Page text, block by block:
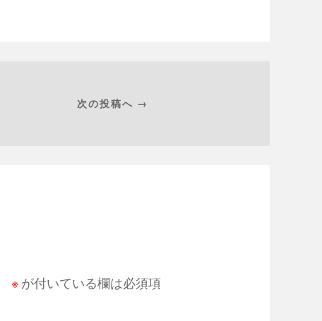
次の投稿へ →
※ が付いている欄は必須項